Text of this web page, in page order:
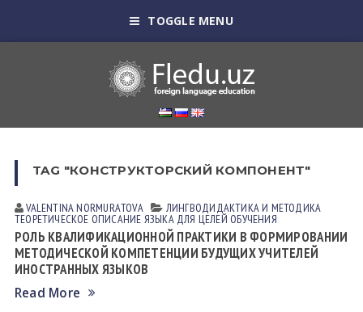
TOGGLE MENU
TAG "КОНСТРУКТОРСКИЙ КОМПОНЕНТ"
VALENTINA NORMURАTOVА ЛИНГВОДИДАКТИКА И МЕТОДИКА
ТЕОРЕТИЧЕСКОЕ ОПИСАНИЕ ЯЗЫКА ДЛЯ ЦЕЛЕЙ ОБУЧЕНИЯ
РОЛЬ КВАЛИФИКАЦИОННОЙ ПРАКТИКИ В ФОРМИРОВАНИИ
МЕТОДИЧЕСКОЙ КОМПЕТЕНЦИИ БУДУЩИХ УЧИТЕЛЕЙ
ИНОСТРАННЫХ ЯЗЫКОВ
Read More